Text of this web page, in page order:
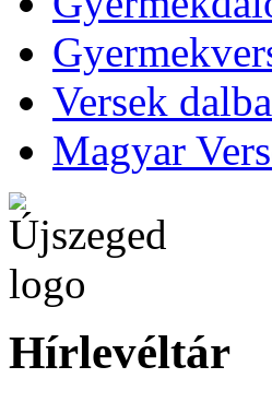
Versek
Magyar
Hírlevéltár